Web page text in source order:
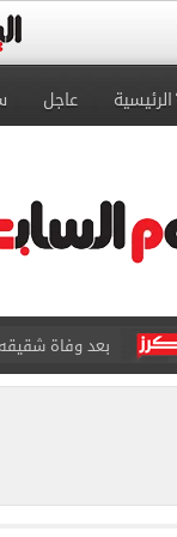
الرئيسية عاجل
أنقذ 6 من الموت وغرق.. حكاية الشاب بطل شاطئ البيطاش فى الإسكندرية
أون سبورت تنقل
"الناس انخدعت